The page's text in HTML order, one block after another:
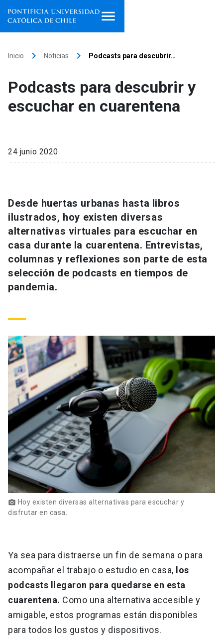
Facultades, escuelas e
institutos
Internacionalización
Vinculación
Universidad
Información para keyboard_arrow_down
Futuros estudiantes
Personal
Alumni launch
Padres y familia
Vecinos launch
Mi Cuenta UC launch
Correo UC launch
Mi Portal UC
Medios Biblioteca launch
Donaciones launch
Inicio keyboard_arrow_right Noticias keyboard_arrow_right Podcasts para descubrir…
Podcasts para descubrir y
escuchar en cuarentena
24 junio 2020
Desde huertas urbanas hasta libros
ilustrados, hoy existen diversas
alternativas virtuales para escuchar en
casa durante la cuarentena. Entrevistas,
columnas y reflexiones son parte de esta
selección de podcasts en tiempos de
pandemia.
photo_camera Hoy existen diversas alternativas para escuchar y
disfrutar en casa.
Ya sea para distraerse un fin de semana o para
acompañar el trabajo o estudio en casa, los
podcasts llegaron para quedarse en esta
cuarentena. Como una alternativa accesible y
amigable, estos programas están disponibles
para todos los gustos y dispositivos.